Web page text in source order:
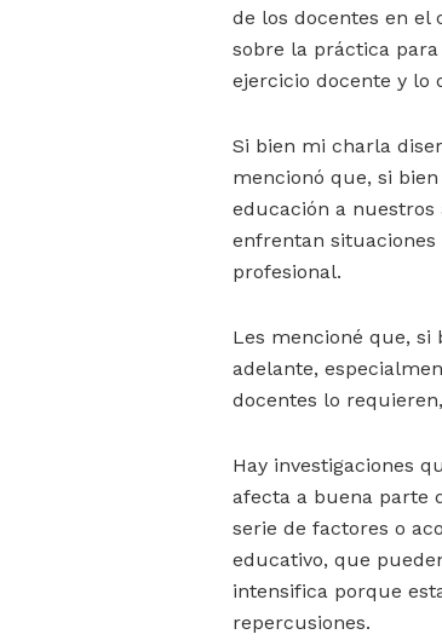
de los docentes en
sobre la práctica
ejercicio docente y lo
Si bien mi charla
mencionó que, si
educación a nuestros
enfrentan
profesional.
Les mencioné que,
adelante,
docentes lo
Hay investigaciones
afecta a buena parte
serie de factores o
educativo, que
intensifica porque
repercusiones.